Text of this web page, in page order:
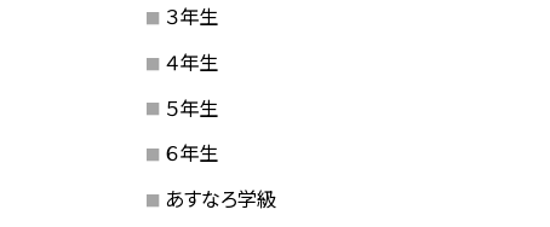
３年生
４年生
５年生
６年生
あすなろ学級